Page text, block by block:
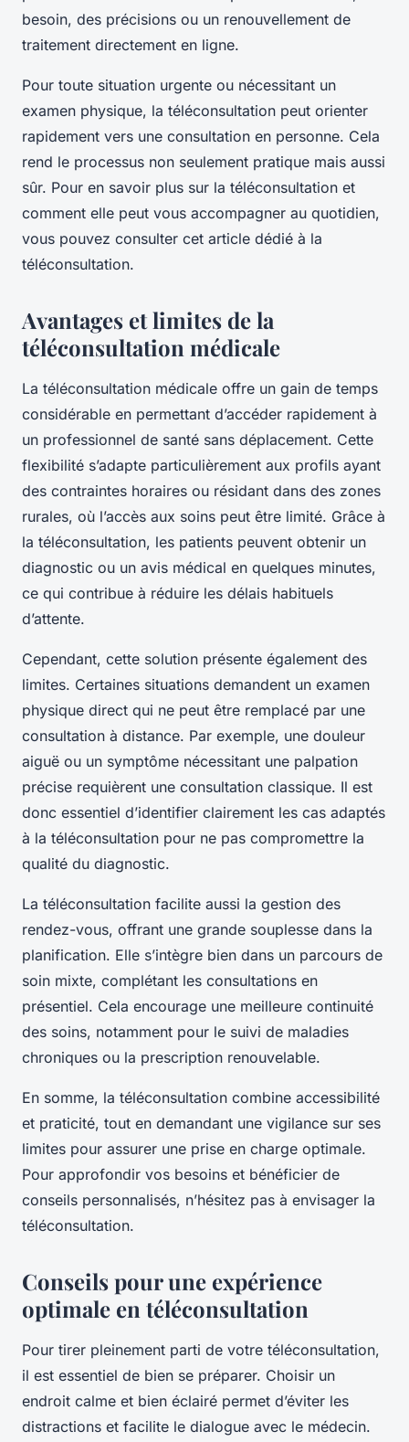
besoin, des précisions ou un renouvellement de
traitement directement en ligne.
Pour toute situation urgente ou nécessitant un
examen physique, la téléconsultation peut orienter
rapidement vers une consultation en personne. Cela
rend le processus non seulement pratique mais aussi
sûr. Pour en savoir plus sur la téléconsultation et
comment elle peut vous accompagner au quotidien,
vous pouvez consulter cet article dédié à la
téléconsultation.
Avantages et limites de la
téléconsultation médicale
La téléconsultation médicale offre un gain de temps
considérable en permettant d’accéder rapidement à
un professionnel de santé sans déplacement. Cette
flexibilité s’adapte particulièrement aux profils ayant
des contraintes horaires ou résidant dans des zones
rurales, où l’accès aux soins peut être limité. Grâce à
la téléconsultation, les patients peuvent obtenir un
diagnostic ou un avis médical en quelques minutes,
ce qui contribue à réduire les délais habituels
d’attente.
Cependant, cette solution présente également des
limites. Certaines situations demandent un examen
physique direct qui ne peut être remplacé par une
consultation à distance. Par exemple, une douleur
aiguë ou un symptôme nécessitant une palpation
précise requièrent une consultation classique. Il est
donc essentiel d’identifier clairement les cas adaptés
à la téléconsultation pour ne pas compromettre la
qualité du diagnostic.
La téléconsultation facilite aussi la gestion des
rendez-vous, offrant une grande souplesse dans la
planification. Elle s’intègre bien dans un parcours de
soin mixte, complétant les consultations en
présentiel. Cela encourage une meilleure continuité
des soins, notamment pour le suivi de maladies
chroniques ou la prescription renouvelable.
En somme, la téléconsultation combine accessibilité
et praticité, tout en demandant une vigilance sur ses
limites pour assurer une prise en charge optimale.
Pour approfondir vos besoins et bénéficier de
conseils personnalisés, n’hésitez pas à envisager la
téléconsultation.
Conseils pour une expérience
optimale en téléconsultation
Pour tirer pleinement parti de votre téléconsultation,
il est essentiel de bien se préparer. Choisir un
endroit calme et bien éclairé permet d’éviter les
distractions et facilite le dialogue avec le médecin.